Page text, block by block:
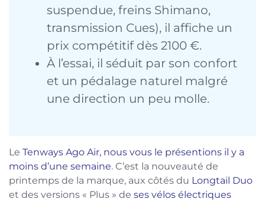
suspendue, freins Shimano,
transmission Cues), il affiche un
prix compétitif dès 2100 €.
À l’essai, il séduit par son confort
et un pédalage naturel malgré
une direction un peu molle.
Le Tenways Ago Air, nous vous le présentions il y a
moins d’une semaine. C’est la nouveauté de
printemps de la marque, aux côtés du Longtail Duo
et des versions « Plus » de ses vélos électriques